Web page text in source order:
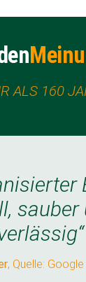
ALS 160
sauber
, Quelle:
sauber
Quelle: